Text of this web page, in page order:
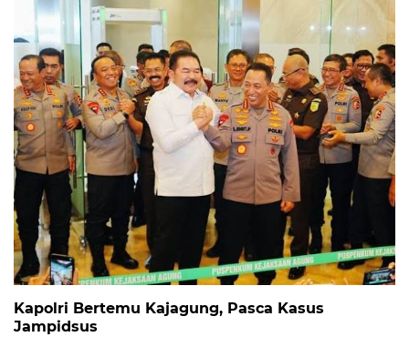
Kapolri Bertemu Kajagung, Pasca Kasus
Jampidsus